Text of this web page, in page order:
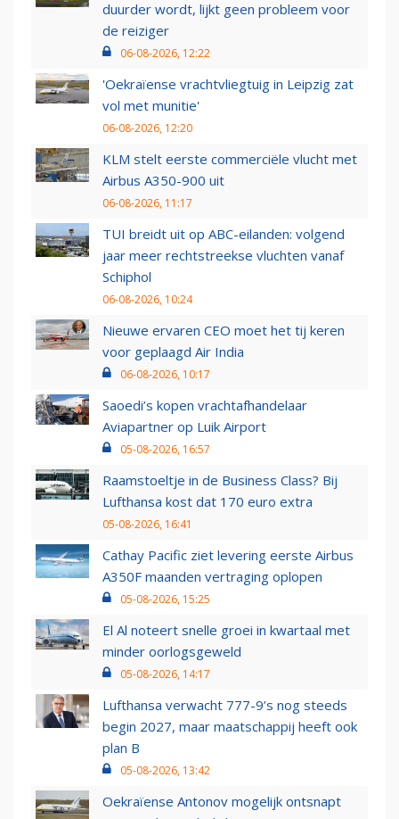
duurder wordt, lijkt geen probleem voor
de reiziger
06-08-2026, 12:22
'Oekraïense vrachtvliegtuig in Leipzig zat
vol met munitie'
06-08-2026, 12:20
KLM stelt eerste commerciële vlucht met
Airbus A350-900 uit
06-08-2026, 11:17
TUI breidt uit op ABC-eilanden: volgend
jaar meer rechtstreekse vluchten vanaf
Schiphol
06-08-2026, 10:24
Nieuwe ervaren CEO moet het tij keren
voor geplaagd Air India
06-08-2026, 10:17
Saoedi’s kopen vrachtafhandelaar
Aviapartner op Luik Airport
05-08-2026, 16:57
Raamstoeltje in de Business Class? Bij
Lufthansa kost dat 170 euro extra
05-08-2026, 16:41
Cathay Pacific ziet levering eerste Airbus
A350F maanden vertraging oplopen
05-08-2026, 15:25
El Al noteert snelle groei in kwartaal met
minder oorlogsgeweld
05-08-2026, 14:17
Lufthansa verwacht 777-9’s nog steeds
begin 2027, maar maatschappij heeft ook
plan B
05-08-2026, 13:42
Oekraïense Antonov mogelijk ontsnapt